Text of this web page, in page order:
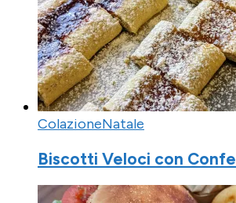
ColazioneNatale
Biscotti Veloci con